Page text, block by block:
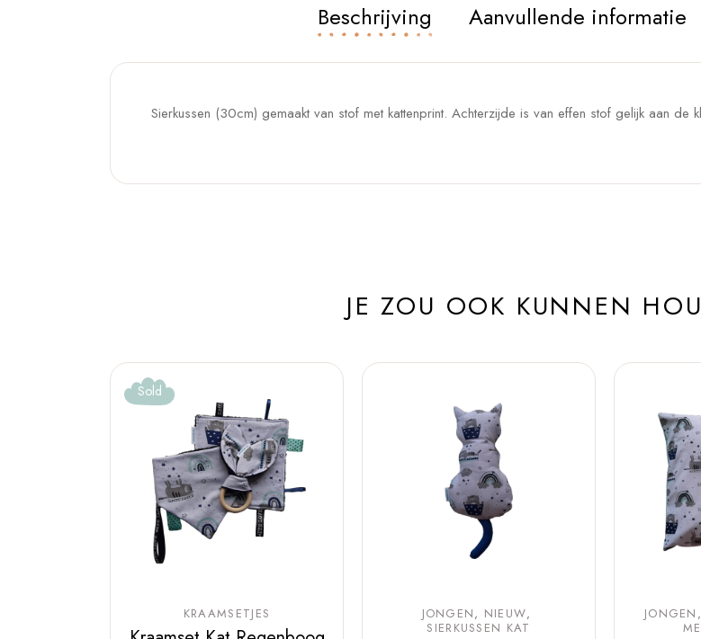
Beschrijving Aanvullende informatie
Sierkussen (30cm) gemaakt van stof met kattenprint. Achterzijde is van effen stof gelijk aan de
JE ZOU OOK KUNNEN
Sold
KRAAMSETJES JONGEN
NIEUW
SIERKUSSEN KAT
JONGEN